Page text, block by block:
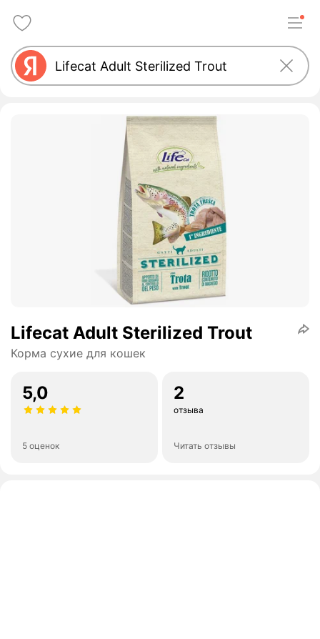
Lifecat Adult Sterilized Trout
Корма сухие для кошек
5,0
5 оценок
2
отзыва
Читать отзывы